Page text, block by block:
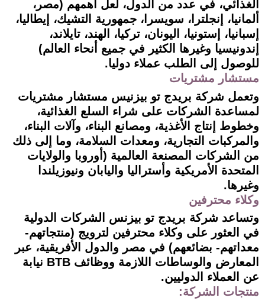
الغذائي، في عدد من الدول، لعل أهمهم (مصر،
ألمانيا، إنجلترا، سويسرا، جمهورية التشيك، إيطاليا،
إسبانيا، إستونيا، اليونان، تركيا، الهند، تايلاند،
إندونيسيا وغيرها الكثير في جميع أنحاء العالم)
للوصول إلى الطلب عملاء دوليا.
مستشار مشتريات
وتعمل شركة بريدج تو بيزنيس مستشار مشتريات
لمساعدة الشركات على شراء السلع الغذائية،
وخطوط إنتاج الأغذية، ومصانع البناء، وآلات البناء،
والمركبات التجارية، ومعدات السلامة، وما إلى ذلك
من الشركات المصنعة العالمية (أوروبا والولايات
المتحدة الأمريكية وأستراليا واليابان ونيوزيلندا
وغيرها.
وكلاء محترفين
وتساعد شركة بريدج تو بيزنس الشركات الدولية
في العثور على وكلاء محترفين لترويج (منتجاتهم-
معداتهم- بضائعهم) في مصر والدول الأفريقية، عبر
المعارض والوساطات اللازمة ووظائف BTB نيابة
عن العملاء الدوليين.
منتجات الشركة: